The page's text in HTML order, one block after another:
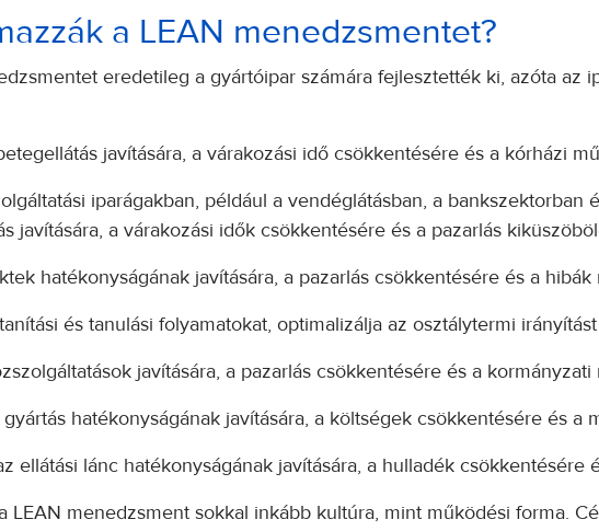
a LEAN menedzsmentet?
eredetileg a gyártóipar számára fejlesztették ki, azóta az
javítására, a várakozási idő csökkentésére és a kórházi
iparágakban, például a vendéglátásban, a bankszektorban
javítására, a várakozási idők csökkentésére és a pazarlás
hatékonyságának javítására, a pazarlás csökkentésére és a hibák
és tanulási folyamatokat, optimalizálja az osztálytermi
javítására, a pazarlás csökkentésére és a
hatékonyságának javítására, a költségek csökkentésére és a
ellátási lánc hatékonyságának javítására, a hulladék csökkentésére
LEAN menedzsment sokkal inkább kultúra, mint működési forma.